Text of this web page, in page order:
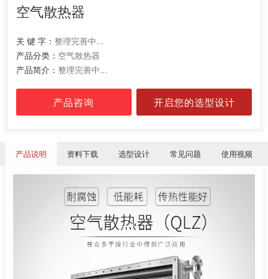
空气散热器
关 键 字： 整理完善中...
产品分类： 空气散热器
产品简介： 整理完善中...
产品咨询 开启您的选型设计
产品说明 资料下载 选型设计 常见问题 使用视频